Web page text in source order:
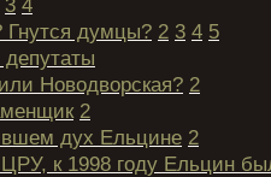
3 4
думцы? 2 3 4 5
Новодворская? 2
2
дух Ельцине 2
к 1998 году Ельцин